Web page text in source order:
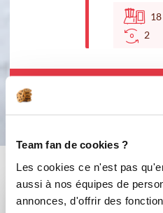
Team fan de cookies ?
Les cookies ce n'est pas
aussi à nos équipes de
annonces, d'offrir des
18
2
Bon
Vous aimerez aussi